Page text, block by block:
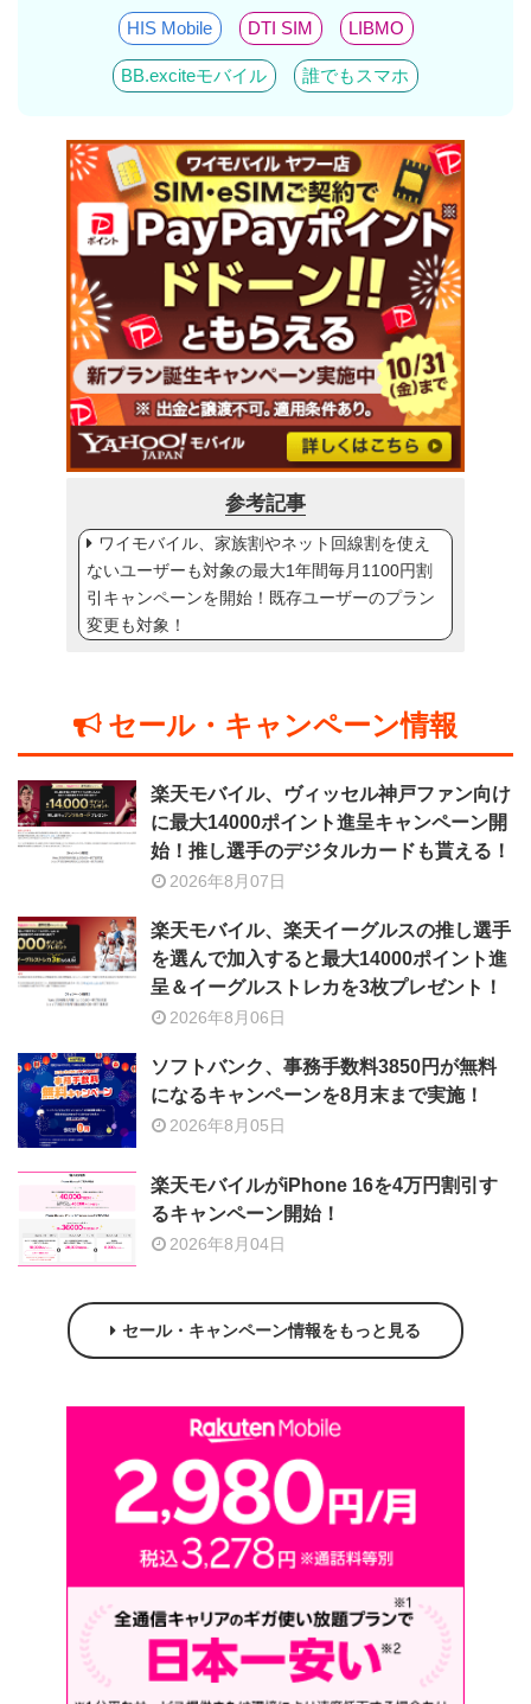
HIS Mobile DTI SIM LIBMO
BB.exciteモバイル 誰でもスマホ
参考記事
ワイモバイル、家族割やネット回線割を使え
ないユーザーも対象の最大1年間毎月1100円割
引キャンペーンを開始！既存ユーザーのプラン
変更も対象！
セール・キャンペーン情報
楽天モバイル、ヴィッセル神戸ファン向け
に最大14000ポイント進呈キャンペーン開
始！推し選手のデジタルカードも貰える！
2026年8月07日
楽天モバイル、楽天イーグルスの推し選手
を選んで加入すると最大14000ポイント進
呈＆イーグルストレカを3枚プレゼント！
2026年8月06日
ソフトバンク、事務手数料3850円が無料
になるキャンペーンを8月末まで実施！
2026年8月05日
楽天モバイルがiPhone 16を4万円割引す
るキャンペーン開始！
2026年8月04日
セール・キャンペーン情報をもっと見る